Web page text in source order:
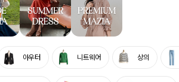
아우터 니트웨어 상의